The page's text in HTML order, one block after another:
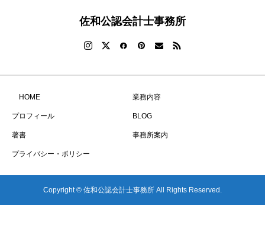
佐和公認会計士事務所
HOME 業務内容
プロフィール BLOG
著書 事務所案内
プライバシー・ポリシー
Copyright © 佐和公認会計士事務所 All Rights Reserved.